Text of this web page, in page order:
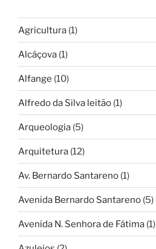
Agricultura (1)
Alcáçova (1)
Alfange (10)
Alfredo da Silva leitão (1)
Arqueologia (5)
Arquitetura (12)
Av. Bernardo Santareno (1)
Avenida Bernardo Santareno (5)
Avenida N. Senhora de Fátima (1)